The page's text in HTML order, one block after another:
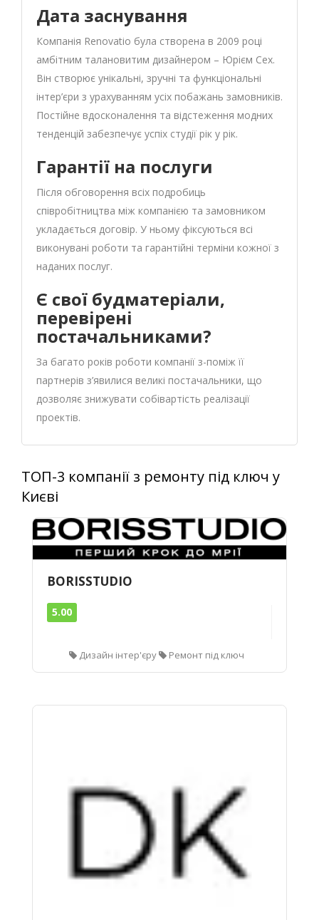
Дата заснування
Компанія Renovatio була створена в 2009 році
амбітним талановитим дизайнером – Юрієм Сех.
Він створює унікальні, зручні та функціональні
інтер’єри з урахуванням усіх побажань замовників.
Постійне вдосконалення та відстеження модних
тенденцій забезпечує успіх студії рік у рік.
Гарантії на послуги
Після обговорення всіх подробиць
співробітництва між компанією та замовником
укладається договір. У ньому фіксуються всі
виконувані роботи та гарантійні терміни кожної з
наданих послуг.
Є свої будматеріали,
перевірені
постачальниками?
За багато років роботи компанії з-поміж її
партнерів з’явилися великі постачальники, що
дозволяє знижувати собівартість реалізації
проектів.
ТОП-3 компанії з ремонту під ключ у
Києві
BORISSTUDIO
5.00
Дизайн інтер'єру Ремонт під ключ